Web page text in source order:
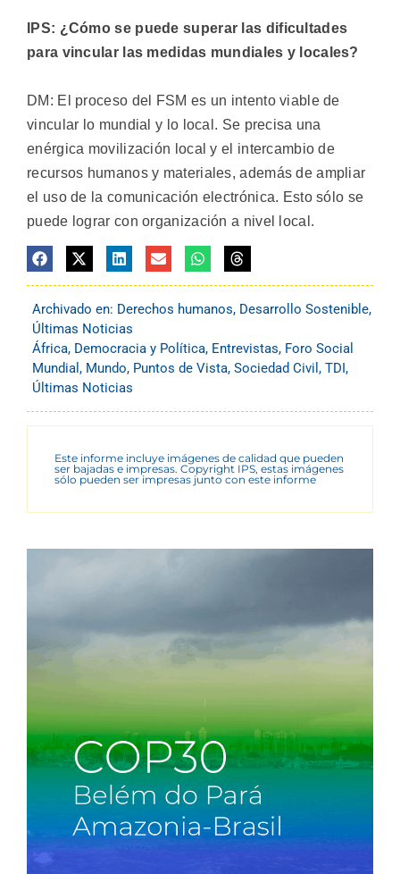
IPS: ¿Cómo se puede superar las dificultades
para vincular las medidas mundiales y locales?
DM: El proceso del FSM es un intento viable de
vincular lo mundial y lo local. Se precisa una
enérgica movilización local y el intercambio de
recursos humanos y materiales, además de ampliar
el uso de la comunicación electrónica. Esto sólo se
puede lograr con organización a nivel local.
Archivado en: Derechos humanos, Desarrollo Sostenible,
Últimas Noticias
África, Democracia y Política, Entrevistas, Foro Social
Mundial , Mundo, Puntos de Vista, Sociedad Civil , TDI,
Últimas Noticias
Este informe incluye imágenes de calidad que pueden
ser bajadas e impresas. Copyright IPS, estas imágenes
sólo pueden ser impresas junto con este informe